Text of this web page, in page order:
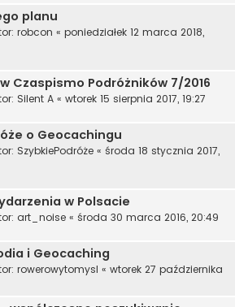
planu
robcon « poniedziałek 12 marca 2018,
Czaspismo Podróżników 7/2016
Silent A « wtorek 15 sierpnia 2017, 19:27
o Geocachingu
SzybkiePodróże « środa 18 stycznia 2017,
w Polsacie
art_noise « środa 30 marca 2016, 20:49
i Geocaching
rowerowytomysl « wtorek 27 października